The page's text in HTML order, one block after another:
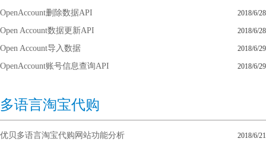
OpenAccount删除数据API 2018/6/28
Open Account数据更新API 2018/6/28
Open Account导入数据 2018/6/29
OpenAccount账号信息查询API 2018/6/29
多语言淘宝代购
优贝多语言淘宝代购网站功能分析 2018/6/21